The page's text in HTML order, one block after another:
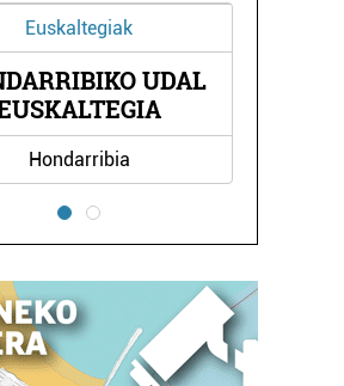
Euskaltegiak
UDAL
Hondarribia